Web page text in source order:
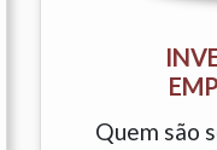
Quem são